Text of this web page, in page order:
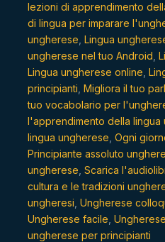
lezioni di apprendimento
di lingua per imparare
ungherese Lingua
ungherese nel tuo Android
Lingua ungherese online
principianti Migliora il tuo
tuo vocabolario per
l'apprendimento della lingua
lingua ungherese Ogni
Principiante assoluto
ungherese Scarica
cultura e le tradizioni
ungheresi Ungherese
Ungherese facile
ungherese per principianti